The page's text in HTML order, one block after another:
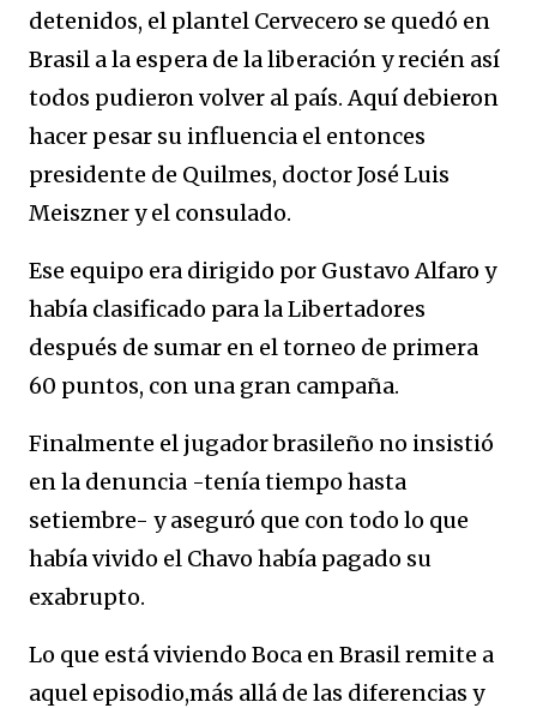
detenidos, el plantel Cervecero se quedó en
Brasil a la espera de la liberación y recién así
todos pudieron volver al país. Aquí debieron
hacer pesar su influencia el entonces
presidente de Quilmes, doctor José Luis
Meiszner y el consulado.
Ese equipo era dirigido por Gustavo Alfaro y
había clasificado para la Libertadores
después de sumar en el torneo de primera
60 puntos, con una gran campaña.
Finalmente el jugador brasileño no insistió
en la denuncia -tenía tiempo hasta
setiembre- y aseguró que con todo lo que
había vivido el Chavo había pagado su
exabrupto.
Lo que está viviendo Boca en Brasil remite a
aquel episodio,más allá de las diferencias y